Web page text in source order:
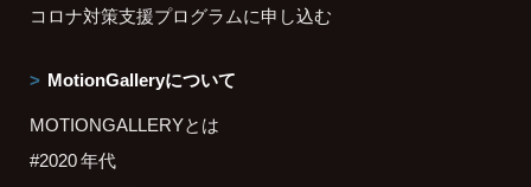
コロナ対策支援プログラムに申し込む
MotionGalleryについて
MOTIONGALLERYとは
#2020 年代